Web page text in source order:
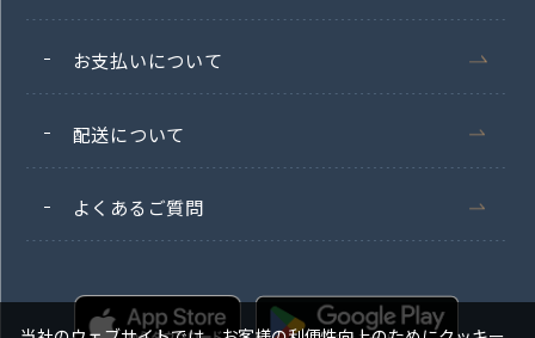
お支払いについて
配送について
よくあるご質問